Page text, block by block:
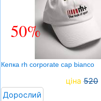
50%
Кепка rh corporate cap bianco
ціна 520
Дорослий